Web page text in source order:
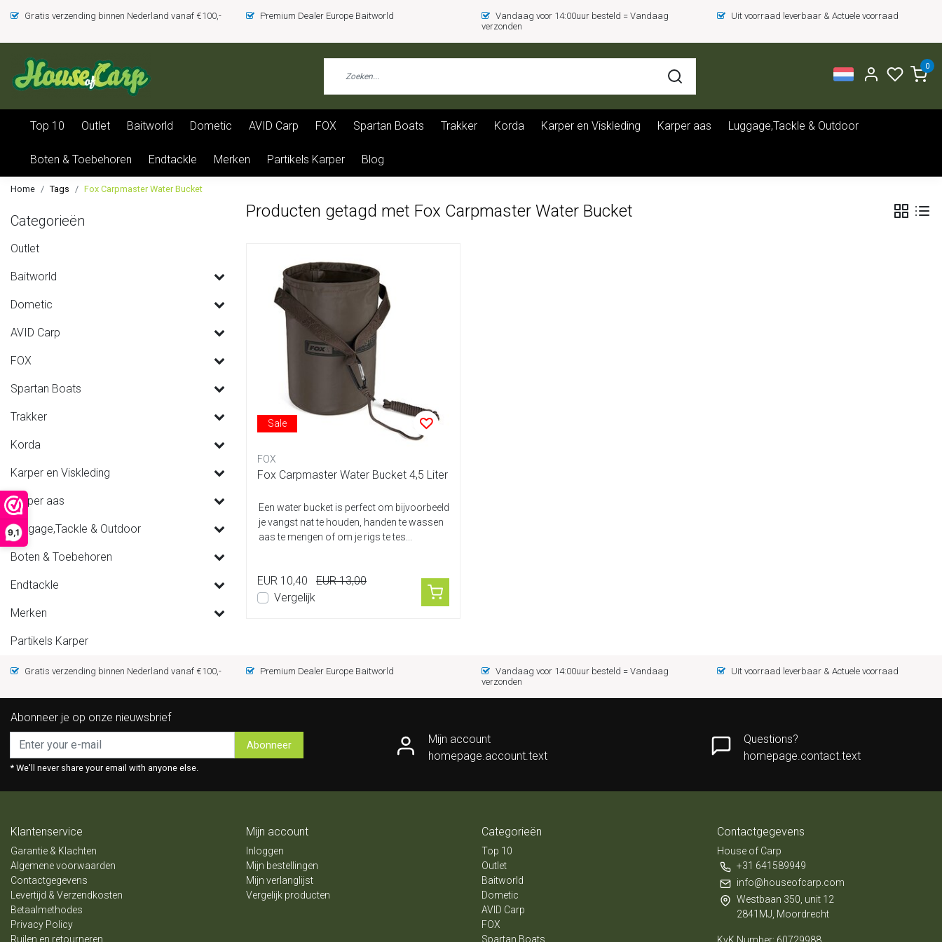
9,1
Gratis verzending binnen Nederland vanaf €100,- Premium Dealer Europe Baitworld
Vandaag voor 14:00uur besteld = Vandaag
verzonden
Uit voorraad leverbaar & Actuele voorraad
0
Top 10 Outlet Baitworld Dometic AVID Carp FOX Spartan Boats Trakker Korda Karper en Viskleding Karper aas Luggage,Tackle & Outdoor
Boten & Toebehoren Endtackle Merken Partikels Karper Blog
Home Tags Fox Carpmaster Water Bucket
Categorieën
Outlet
Baitworld
Dometic
AVID Carp
FOX
Spartan Boats
Trakker
Korda
Karper en Viskleding
Karper aas
Luggage,Tackle & Outdoor
Boten & Toebehoren
Endtackle
Merken
Partikels Karper
Producten getagd met Fox Carpmaster Water Bucket
Sale
FOX
Fox Carpmaster Water Bucket 4,5 Liter
Een water bucket is perfect om bijvoorbeeld
je vangst nat te houden, handen te wassen
aas te mengen of om je rigs te tes...
EUR 10,40
EUR 13,00
Vergelijk
Gratis verzending binnen Nederland vanaf €100,- Premium Dealer Europe Baitworld
Vandaag voor 14:00uur besteld = Vandaag
verzonden
Uit voorraad leverbaar & Actuele voorraad
Abonneer je op onze nieuwsbrief
Abonneer
* We'll never share your email with anyone else.
Mijn account
homepage.account.text
Questions?
homepage.contact.text
Klantenservice
Garantie & Klachten
Algemene voorwaarden
Contactgegevens
Levertijd & Verzendkosten
Betaalmethodes
Privacy Policy
Ruilen en retourneren
Mijn account
Inloggen
Mijn bestellingen
Mijn verlanglijst
Vergelijk producten
Categorieën
Top 10
Outlet
Baitworld
Dometic
AVID Carp
FOX
Spartan Boats
Contactgegevens
House of Carp
+31 641589949
info@houseofcarp.com
Westbaan 350, unit 12
2841MJ, Moordrecht